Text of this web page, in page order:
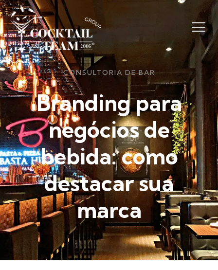
CONSULTORIA DE BAR
Branding para
negócios de
bebida: como
destacar sua
marca